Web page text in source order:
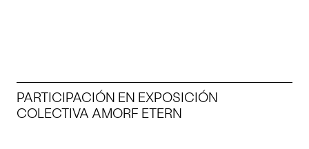
PARTICIPACIÓN EN EXPOSICIÓN
COLECTIVA AMORF ETERN